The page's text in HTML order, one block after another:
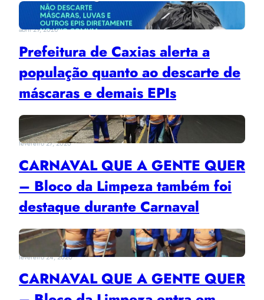
abril 29, 2020
Prefeitura de Caxias alerta a
população quanto ao descarte de
máscaras e demais EPIs
fevereiro 27, 2020
CARNAVAL QUE A GENTE QUER
– Bloco da Limpeza também foi
destaque durante Carnaval
fevereiro 24, 2020
CARNAVAL QUE A GENTE QUER